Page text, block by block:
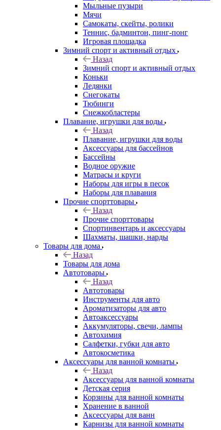
Мыльные пузыри
Мячи
Самокаты, скейты, ролики
Теннис, бадминтон, пинг-понг
Игровая площадка
Зимний спорт и активный отдых
Назад
Зимний спорт и активный отдых
Коньки
Ледянки
Снегокаты
Тюбинги
Снежкобластеры
Плавание, игрушки для воды
Назад
Плавание, игрушки для воды
Аксессуары для бассейнов
Бассейны
Водное оружие
Матрасы и круги
Наборы для игры в песок
Наборы для плавания
Прочие спорттовары
Назад
Прочие спорттовары
Спортинвентарь и аксессуары
Шахматы, шашки, нарды
Товары для дома
Назад
Товары для дома
Автотовары
Назад
Автотовары
Инструменты для авто
Ароматизаторы для авто
Автоаксессуары
Аккумуляторы, свечи, лампы
Автохимия
Салфетки, губки для авто
Автокосметика
Аксессуары для ванной комнаты
Назад
Аксессуары для ванной комнаты
Детская серия
Корзины для ванной комнаты
Хранение в ванной
Аксессуары для ванн
Карнизы для ванной комнаты